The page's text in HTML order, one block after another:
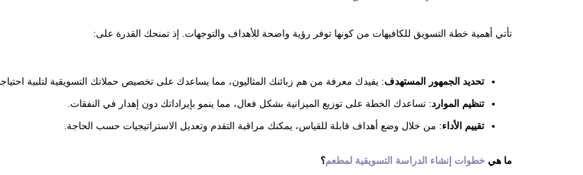
تأتي أهمية خطة التسويق للكافيهات من كونها توفر رؤية واضحة للأهداف والتوجهات. إذ تمنحك القدرة على:
تحديد الجمهور المستهدف: يفيدك معرفة من هم زبائنك المثاليون، مما يساعدك على تخصيص حملاتك التسويقية لتلبية
تنظيم الموارد: تساعدك الخطة على توزيع الميزانية بشكل فعال، مما ينمو بإيراداتك دون إهدار في النفقات.
تقييم الأداء: من خلال وضع أهداف قابلة للقياس، يمكنك مراقبة التقدم وتعديل الاستراتيجيات حسب الحاجة.
ما هي خطوات إنشاء الدراسة التسويقية لمطعم؟